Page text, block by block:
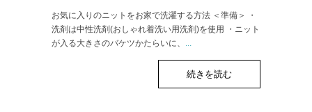
お気に入りのニットをお家で洗濯する方法 ＜準備＞ ・
洗剤は中性洗剤(おしゃれ着洗い用洗剤)を使用 ・ニット
が入る大きさのバケツかたらいに、
続きを読む